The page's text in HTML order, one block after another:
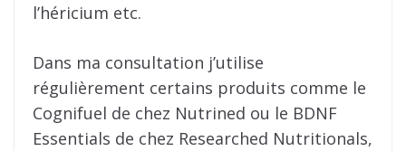
l’héricium etc.
Dans ma consultation j’utilise
régulièrement certains produits comme le
Cognifuel de chez Nutrined ou le BDNF
Essentials de chez Researched Nutritionals,